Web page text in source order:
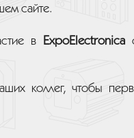
сайте.
в ExpoElectronica
коллег, чтобы